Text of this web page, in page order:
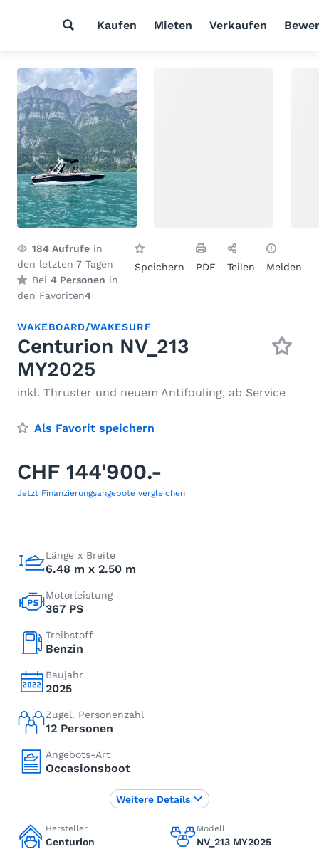
Kaufen Mieten Verkaufen
184 Aufrufe in
den letzten 7 Tagen
Bei 4 Personen in
den Favoriten4
Speichern PDF Teilen Melden
WAKEBOARD/WAKESURF
Centurion NV_213
MY2025
inkl. Thruster und neuem Antifouling, ab Service
Als Favorit speichern
CHF 144'900.-
Jetzt Finanzierungsangebote vergleichen
Länge x Breite
6.48 m x 2.50 m
Motorleistung
367 PS
Treibstoff
Benzin
Baujahr
2025
Zugel. Personenzahl
12 Personen
Angebots-Art
Occasionsboot
Hersteller
Centurion
Modell
NV_213 MY2025
Weitere Details